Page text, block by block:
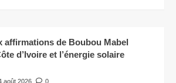
affirmations de Boubou Mabel
d’Ivoire et l’énergie solaire
août 2026 0